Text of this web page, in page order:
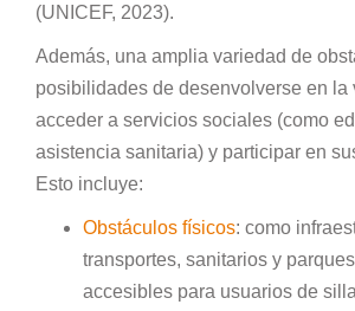
(UNICEF, 2023).
Además, una amplia variedad de
posibilidades de desenvolverse en la
acceder a servicios sociales (como
asistencia sanitaria) y participar en
Esto incluye:
Obstáculos físicos: como
transportes, sanitarios y
accesibles para usuarios de